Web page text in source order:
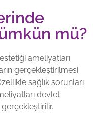
mü?
ameliyatları
gerçekleştirilmesi
sağlık sorunları
devlet